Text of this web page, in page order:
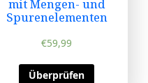
mit Mengen- und
Spurenelementen
€59,99
Überprüfen